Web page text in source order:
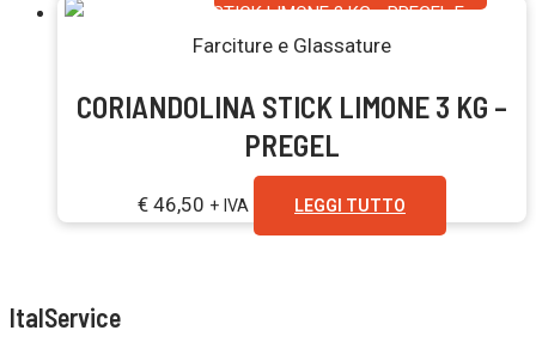
Esaurito
Farciture e Glassature
CORIANDOLINA STICK LIMONE 3 KG –
PREGEL
€ 46,50 + IVA LEGGI TUTTO
ItalService